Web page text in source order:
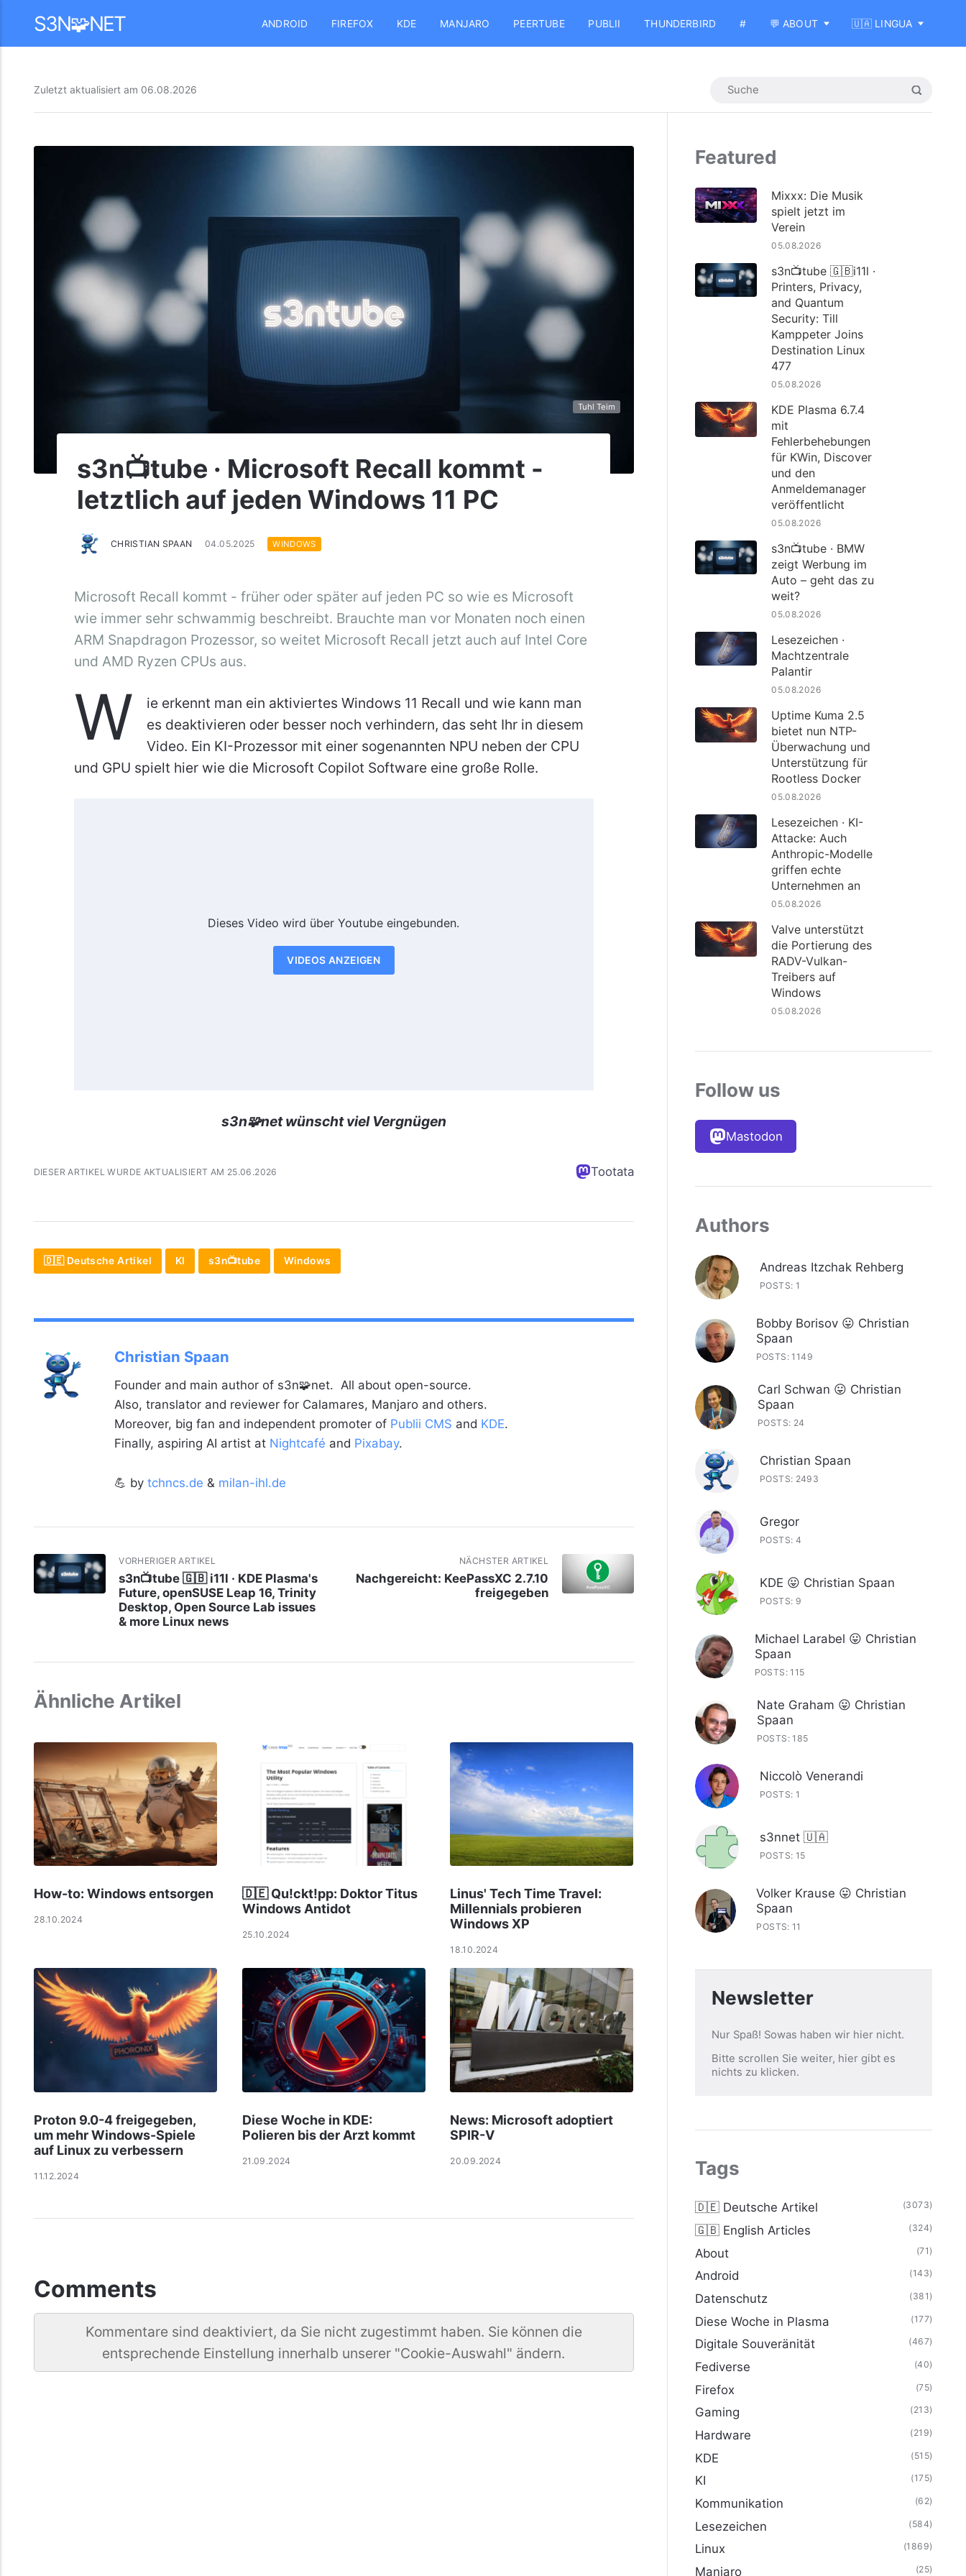
S3N🧩NET ANDROID FIREFOX KDE MANJARO PEERTUBE PUBLII THUNDERBIRD # 💬 ABOUT 🇺🇦 LINGUA
Zuletzt aktualisiert am 06.08.2026
Tuhl Teim
s3n📺tube · Microsoft Recall kommt -
letztlich auf jeden Windows 11 PC
CHRISTIAN SPAAN 04.05.2025 WINDOWS
Microsoft Recall kommt - früher oder später auf jeden PC so wie es Microsoft
wie immer sehr schwammig beschreibt. Brauchte man vor Monaten noch einen
ARM Snapdragon Prozessor, so weitet Microsoft Recall jetzt auch auf Intel Core
und AMD Ryzen CPUs aus.
W
ie erkennt man ein aktiviertes Windows 11 Recall und wie kann man
es deaktivieren oder besser noch verhindern, das seht Ihr in diesem
Video. Ein KI-Prozessor mit einer sogenannten NPU neben der CPU
und GPU spielt hier wie die Microsoft Copilot Software eine große Rolle.
Dieses Video wird über Youtube eingebunden.
VIDEOS ANZEIGEN
s3n🧩net wünscht viel Vergnügen
DIESER ARTIKEL WURDE AKTUALISIERT AM 25.06.2026 Tootata
🇩🇪 Deutsche Artikel KI s3n📺tube Windows
Christian Spaan
Founder and main author of s3n🧩net. All about open-source.
Also, translator and reviewer for Calamares, Manjaro and others.
Moreover, big fan and independent promoter of Publii CMS and KDE.
Finally, aspiring AI artist at Nightcafé and Pixabay.
💪 by tchncs.de & milan-ihl.de
VORHERIGER ARTIKEL
s3n📺tube 🇬🇧 i11l · KDE Plasma's
Future, openSUSE Leap 16, Trinity
Desktop, Open Source Lab issues
& more Linux news
NÄCHSTER ARTIKEL
Nachgereicht: KeePassXC 2.7.10
freigegeben
Ähnliche Artikel
How-to: Windows entsorgen
28.10.2024
🇩🇪 Qu!ckt!pp: Doktor Titus
Windows Antidot
25.10.2024
Linus' Tech Time Travel:
Millennials probieren
Windows XP
18.10.2024
Proton 9.0-4 freigegeben,
um mehr Windows-Spiele
auf Linux zu verbessern
11.12.2024
Diese Woche in KDE:
Polieren bis der Arzt kommt
21.09.2024
News: Microsoft adoptiert
SPIR-V
20.09.2024
Comments
Kommentare sind deaktiviert, da Sie nicht zugestimmt haben. Sie können die
entsprechende Einstellung innerhalb unserer "Cookie-Auswahl" ändern.
Featured
Mixxx: Die Musik
spielt jetzt im
Verein
05.08.2026
s3n📺tube 🇬🇧i11l ·
Printers, Privacy,
and Quantum
Security: Till
Kamppeter Joins
Destination Linux
477
05.08.2026
KDE Plasma 6.7.4
mit
Fehlerbehebungen
für KWin, Discover
und den
Anmeldemanager
veröffentlicht
05.08.2026
s3n📺tube · BMW
zeigt Werbung im
Auto – geht das zu
weit?
05.08.2026
Lesezeichen ·
Machtzentrale
Palantir
05.08.2026
Uptime Kuma 2.5
bietet nun NTP-
Überwachung und
Unterstützung für
Rootless Docker
05.08.2026
Lesezeichen · KI-
Attacke: Auch
Anthropic-Modelle
griffen echte
Unternehmen an
05.08.2026
Valve unterstützt
die Portierung des
RADV-Vulkan-
Treibers auf
Windows
05.08.2026
Follow us
Mastodon
Authors
Andreas Itzchak Rehberg
POSTS: 1
Bobby Borisov 😛 Christian
Spaan
POSTS: 1149
Carl Schwan 😛 Christian
Spaan
POSTS: 24
Christian Spaan
POSTS: 2493
Gregor
POSTS: 4
KDE 😛 Christian Spaan
POSTS: 9
Michael Larabel 😛 Christian
Spaan
POSTS: 115
Nate Graham 😛 Christian
Spaan
POSTS: 185
Niccolò Venerandi
POSTS: 1
s3nnet 🇺🇦
POSTS: 15
Volker Krause 😛 Christian
Spaan
POSTS: 11
Newsletter
Nur Spaß! Sowas haben wir hier nicht.
Bitte scrollen Sie weiter, hier gibt es
nichts zu klicken.
Tags
🇩🇪 Deutsche Artikel (3073)
🇬🇧 English Articles (324)
About (71)
Android (143)
Datenschutz (381)
Diese Woche in Plasma (177)
Digitale Souveränität (467)
Fediverse (40)
Firefox (75)
Gaming (213)
Hardware (219)
KDE (515)
KI (175)
Kommunikation (62)
Lesezeichen (584)
Linux (1869)
Manjaro (25)